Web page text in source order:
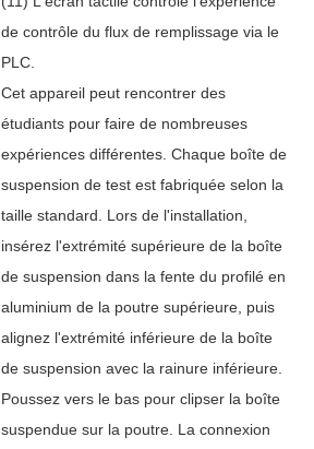
de contrôle du flux de remplissage via le
PLC.
Cet appareil peut rencontrer des
étudiants pour faire de nombreuses
expériences différentes. Chaque boîte de
suspension de test est fabriquée selon la
taille standard. Lors de l'installation,
insérez l'extrémité supérieure de la boîte
de suspension dans la fente du profilé en
aluminium de la poutre supérieure, puis
alignez l'extrémité inférieure de la boîte
de suspension avec la rainure inférieure.
Poussez vers le bas pour clipser la boîte
suspendue sur la poutre. La connexion